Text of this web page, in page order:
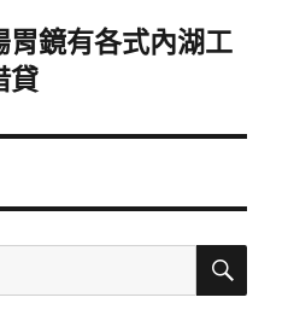
胃鏡有各式內湖工
貸
搜